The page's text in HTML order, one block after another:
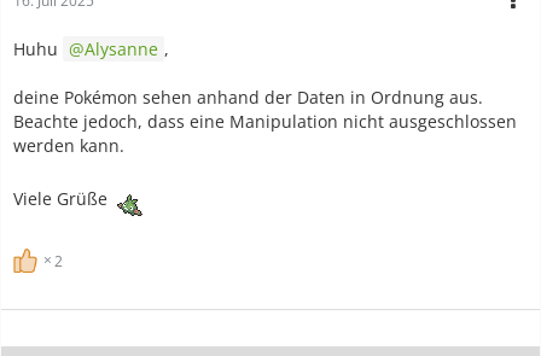
Huhu Alysanne ,
deine Pokémon sehen anhand der Daten in Ordnung aus.
Beachte jedoch, dass eine Manipulation nicht ausgeschlossen
werden kann.
Viele Grüße
2